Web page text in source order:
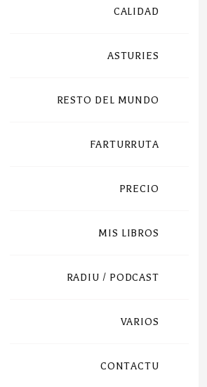
CALIDAD
ASTURIES
RESTO DEL MUNDO
FARTURRUTA
PRECIO
MIS LIBROS
RADIU / PODCAST
VARIOS
CONTACTU